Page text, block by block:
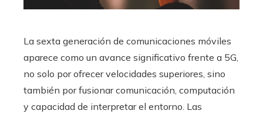
La sexta generación de comunicaciones móviles
aparece como un avance significativo frente a 5G,
no solo por ofrecer velocidades superiores, sino
también por fusionar comunicación, computación
y capacidad de interpretar el entorno. Las